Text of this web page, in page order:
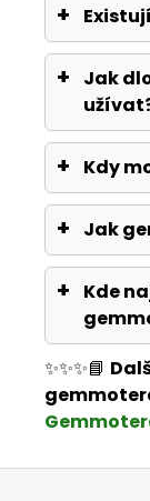
Jak
Kdy
Jak
Kde
✨✨✨📘